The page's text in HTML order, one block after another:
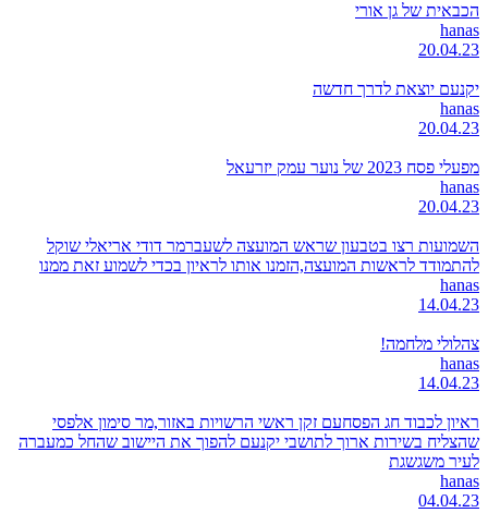
הכבאית של גן אורי
hanas
20.04.23
יקנעם יוצאת לדרך חדשה
hanas
20.04.23
מפעלי פסח 2023 של נוער עמק יזרעאל
hanas
20.04.23
השמועות רצו בטבעון שראש המועצה לשעברמר דודי אריאלי שוקל
להתמודד לראשות המועצה,הזמנו אותו לראיון בכדי לשמוע זאת ממנו
hanas
14.04.23
צהלולי מלחמה!
hanas
14.04.23
ראיון לכבוד חג הפסחעם זקן ראשי הרשויות באזור,מר סימון אלפסי
שהצליח בשירות ארוך לתושבי יקנעם להפוך את היישוב שהחל כמעברה
לעיר משגשגת
hanas
04.04.23